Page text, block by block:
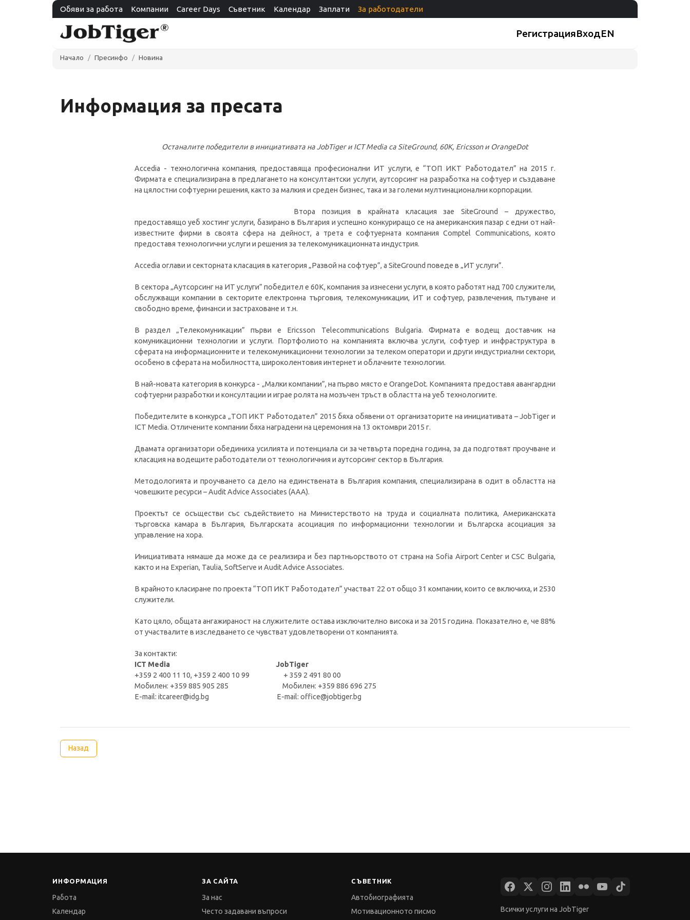
Обяви за работа Компании Career Days Съветник Календар Заплати За работодатели
РегистрацияВходEN
Начало Пресинфо Новина
Информация за пресата
Останалите победители в инициативата на JobTiger и ICT Media са SiteGround, 60K, Ericsson и OrangeDot
Accedia - технологична компания, предоставяща професионални ИТ услуги, е “ТОП ИКТ Работодател” на 2015 г.
Фирмата е специализирана в предлагането на консултантски услуги, аутсорсинг на разработка на софтуер и създаване
на цялостни софтуерни решения, както за малкия и среден бизнес, така и за големи мултинационални корпорации.
Втора позиция в крайната класация зае SiteGround – дружество,
предоставящо уеб хостинг услуги, базирано в България и успешно конкуриращо се на американския пазар с едни от най-
известните фирми в своята сфера на дейност, а трета е софтуерната компания Comptel Communications, която
предоставя технологични услуги и решения за телекомуникационната индустрия.
Accedia оглави и секторната класация в категория „Развой на софтуер”, а SiteGround поведе в „ИТ услуги”.
В сектора „Аутсорсинг на ИТ услуги” победител е 60K, компания за изнесени услуги, в която работят над 700 служители,
обслужващи компании в секторите електронна търговия, телекомуникации, ИТ и софтуер, развлечения, пътуване и
свободно време, финанси и застраховане и т.н.
В раздел „Телекомуникации” първи е Ericsson Telecommunications Bulgaria. Фирмата е водещ доставчик на
комуникационни технологии и услуги. Портфолиото на компанията включва услуги, софтуер и инфраструктура в
сферата на информационните и телекомуникационни технологии за телеком оператори и други индустриални сектори,
особено в сферата на мобилността, широколентовия интернет и облачните технологии.
В най-новата категория в конкурса - „Малки компании”, на първо място е OrangeDot. Компанията предоставя авангардни
софтуерни разработки и консултации и играе ролята на мозъчен тръст в областта на уеб технологиите.
Победителите в конкурса „ТОП ИКТ Работодател” 2015 бяха обявени от организаторите на инициативата – JobTiger и
ICT Media. Отличените компании бяха наградени на церемония на 13 октомври 2015 г.
Двамата организатори обединиха усилията и потенциала си за четвърта поредна година, за да подготвят проучване и
класация на водещите работодатели от технологичния и аутсорсинг сектор в България.
Методологията и проучването са дело на единствената в България компания, специализирана в одит в областта на
човешките ресурси – Audit Advice Associates (AAA).
Проектът се осъществи със съдействието на Министерството на труда и социалната политика, Американската
търговска камара в България, Българската асоциация по информационни технологии и Българска асоциация за
управление на хора.
Инициативата нямаше да може да се реализира и без партньорството от страна на Sofia Airport Center и CSC Bulgaria,
както и на Experian, Taulia, SoftServe и Audit Advice Associates.
В крайното класиране по проекта “ТОП ИКТ Работодател” участват 22 от общо 31 компании, които се включиха, и 2530
служители.
Като цяло, общата ангажираност на служителите остава изключително висока и за 2015 година. Показателно е, че 88%
от участвалите в изследването се чувстват удовлетворени от компанията.
За контакти:
ICT Media
JobTiger
+359 2 400 11 10, +359 2 400 10 99 + 359 2 491 80 00
Мобилен: +359 885 905 285 Мобилен: +359 886 696 275
E-mail: itcareer@idg.bg E-mail: office@jobtiger.bg
Назад
Работа
Събития
Бюлетин
За нас
Услуги и цени
Автобиографията
Интервю за работа
Когато получим оферта